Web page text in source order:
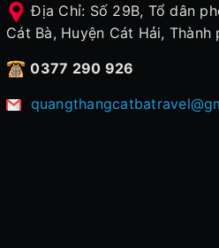
Địa Chỉ: Số 29B, Tổ dân
Cát Bà, Huyện Cát Hải, Thành
0377 290 926